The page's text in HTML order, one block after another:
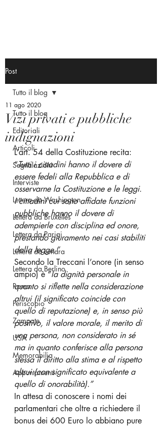
Post
Tutto il blog
Editoriali
Articoli
Segnalazioni
Interviste
Lettera da Washington
Lettera da Bruxelles
Lettera da Parigi
Lettera da Londra
Lettera da Berlino
Roma
Periscopio
Zampate
USA
Memorabilia
Appuntamenti
Tutto il blog
Vizi privati e pubbliche
indignazioni
11 ago 2020
L’art. 54 della Costituzione recita:
“Tutti i cittadini hanno il dovere di
essere fedeli alla Repubblica e di
osservarne la Costituzione e le leggi.
I cittadini cui sono affidate funzioni
pubbliche hanno il dovere di
adempierle con disciplina ed onore,
prestando giuramento nei casi stabiliti
dalla legge.”
Secondo la Treccani l’onore (in senso
ampio) è “la dignità personale in
quanto si riflette nella considerazione
altrui (il significato coincide con
quello di reputazione) e, in senso più
positivo, il valore morale, il merito di
una persona, non considerato in sé
ma in quanto conferisce alla persona
stessa il diritto alla stima e al rispetto
altrui (con significato equivalente a
quello di onorabilità).”
In attesa di conoscere i nomi dei
parlamentari che oltre a richiedere il
bonus dei 600 Euro lo abbiano pure